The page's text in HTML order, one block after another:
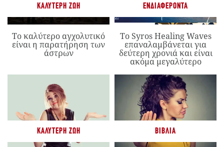
ΚΑΛΎΤΕΡΗ ΖΩΉ
Το καλύτερο αγχολυτικό
είναι η παρατήρηση των
άστρων
ΕΝΔΙΑΦΈΡΟΝΤΑ
Το Syros Healing Waves
επαναλαμβάνεται για
δεύτερη χρονιά και είναι
ακόμα μεγαλύτερο
ΚΑΛΎΤΕΡΗ ΖΩΉ ΒΙΒΛΊΑ